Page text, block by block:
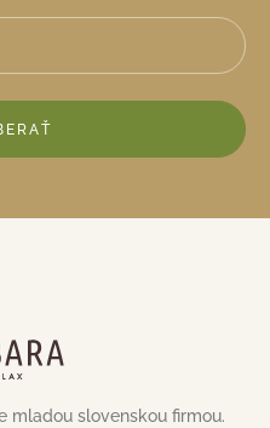
mladou slovenskou firmou.